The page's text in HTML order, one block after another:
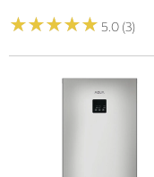
★★★★★
★★★★★ 5.0 (3)